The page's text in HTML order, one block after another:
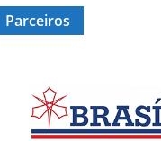
Parceiros